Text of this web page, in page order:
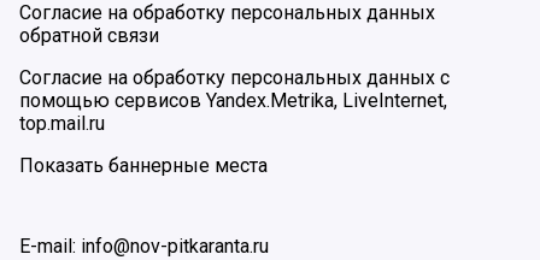
Согласие на обработку персональных данных
обратной связи
Согласие на обработку персональных данных с
помощью сервисов Yandex.Metrika, LiveInternet,
top.mail.ru
Показать баннерные места
E-mail: info@nov-pitkaranta.ru